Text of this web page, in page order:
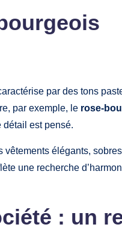
par des tons
par exemple, le rose-
détail est pensé.
vêtements élégants,
une recherche
: un